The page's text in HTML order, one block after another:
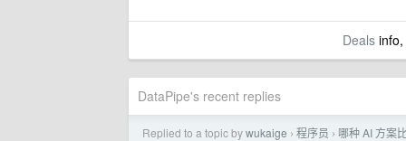
Dealsinfo,
DataPipe's recent replies
Replied to a topic bywukaige › 程序员 › 哪种 AI 方案